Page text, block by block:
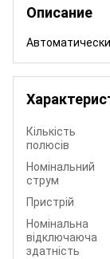
Описание
Кількість
полюсів
Номінальний
струм
Пристрій
Номінальна
відключаюча
здатність